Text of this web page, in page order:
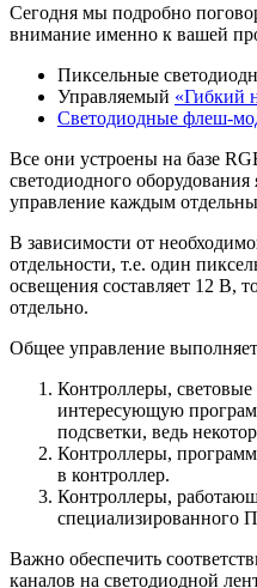
Сегодня мы подробно
внимание именно к вашей
Пиксельные
Управляемый «Гибкий
Светодиодные флеш-
Все они устроены на базе
светодиодного
управление каждым
В зависимости от
отдельности, т.е. один
освещения составляет 12 В,
отдельно.
Общее управление
Контроллеры,
интересующую
подсветки, ведь
Контроллеры,
в контроллер.
Контроллеры,
специализированного
Важно обеспечить
каналов на светодиодной